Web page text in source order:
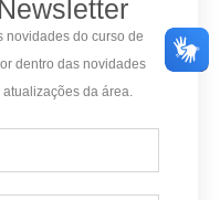
novidades do curso de
dentro das novidades
da área.